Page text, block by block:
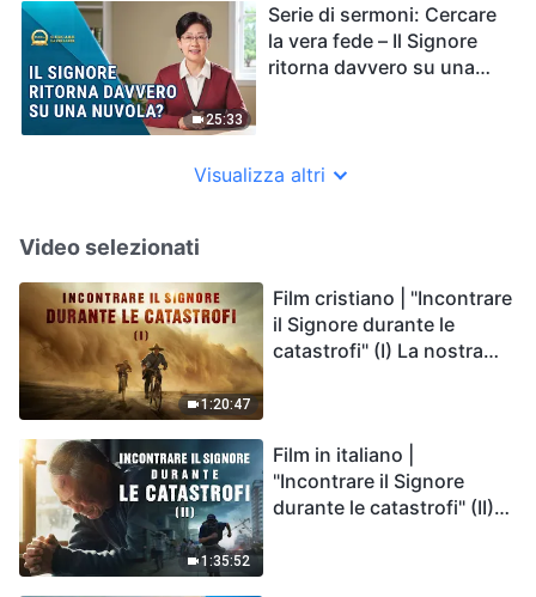
25:33
Serie di sermoni: Cercare
la vera fede – Il Signore
ritorna davvero su una
Visualizza altri
Video selezionati
1:20:47
Film cristiano | "Incontrare
il Signore durante le
catastrofi" (I) La nostra
1:35:52
Film in italiano |
"Incontrare il Signore
durante le catastrofi" (II)